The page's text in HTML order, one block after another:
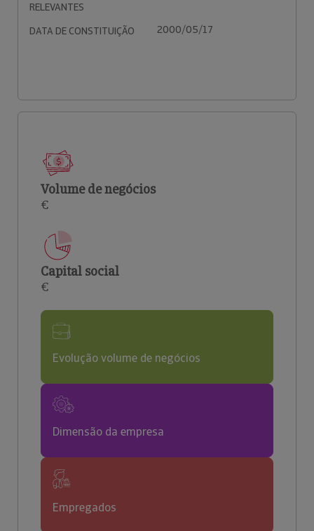
RELEVANTES
DATA DE CONSTITUIÇÃO 2000/05/17
Volume de negócios
€
Capital social
€
Evolução volume de negócios
Dimensão da empresa
Empregados